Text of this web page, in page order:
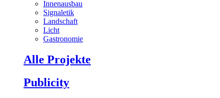
Innenausbau
Signaletik
Landschaft
Licht
Gastronomie
Alle Projekte
Publicity